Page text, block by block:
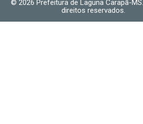
© 2026 Prefeitura de Laguna Carapã-
direitos reservados.